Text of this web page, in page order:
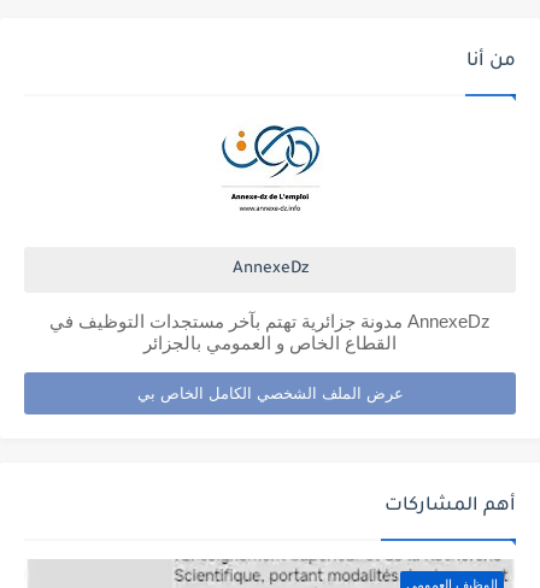
من أنا
AnnexeDz
AnnexeDz مدونة جزائرية تهتم بآخر مستجدات التوظيف في
القطاع الخاص و العمومي بالجزائر
عرض الملف الشخصي الكامل الخاص بي
أهم المشاركات
الوظيف العمومي